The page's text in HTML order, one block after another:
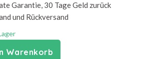
Garantie, 30 Tage Geld zurück
und Rückversand
Warenkorb